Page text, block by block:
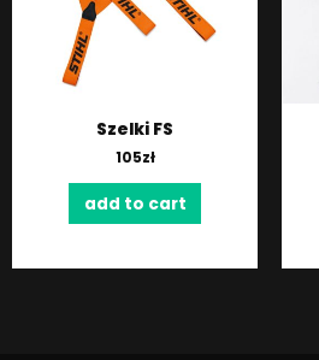
Szelki FS
105zł
add to cart